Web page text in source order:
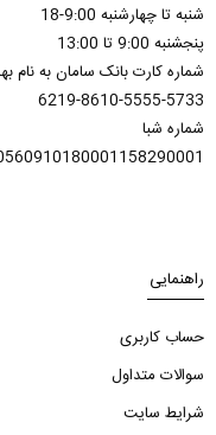
شنبه تا چهارشنبه 9:00-18
پنجشنبه 9:00 تا 13:00
شماره کارت بانک سامان به نام
6219-8610-5555-5733
شماره شبا
راهنمایی
حساب کاربری
سوالات متداول
شرایط سایت